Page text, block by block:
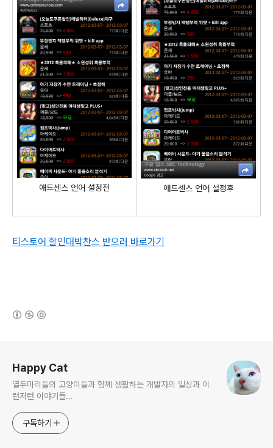
애드센스 언어 설정전 애드센스 언어 설정후
티스토어 할인대박찬스 받으러 바로가기
Happy Cat
열두마리들의 고양이들과 함께 생활하는 개발자의 일상과 이
런저런 이야기들...
구독하기